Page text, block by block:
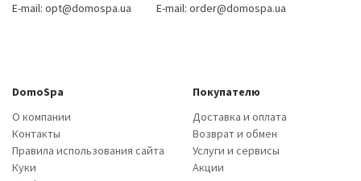
E-mail: opt@domospa.ua
E-mail: order@domospa.ua
DomoSpa
О компании
Контакты
Правила использования сайта
Куки
Покупателю
Доставка и оплата
Возврат и обмен
Услуги и сервисы
Акции